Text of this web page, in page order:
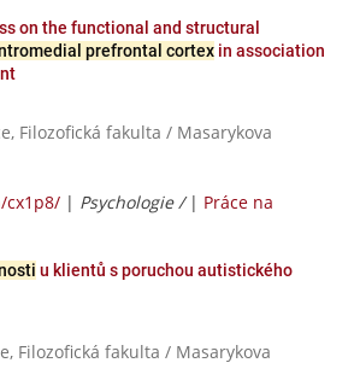
on the functional and structural
prefrontal cortex in association
Filozofická fakulta / Masarykova
cx1p8/ | Psychologie / | Práce na
u klientů s poruchou autistického
Filozofická fakulta / Masarykova